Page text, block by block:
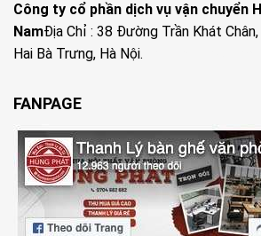
Công ty cổ phần dịch vụ vận chuyển
NamĐịa Chỉ : 38 Đường Trần Khát
Hai Bà Trưng, Hà Nội.
FANPAGE